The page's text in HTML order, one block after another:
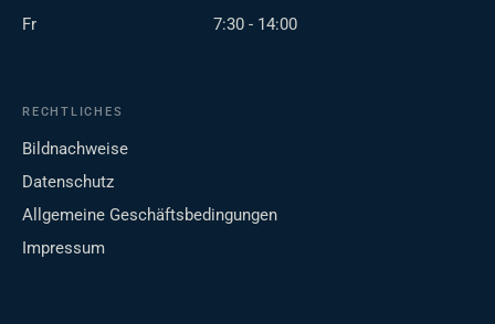
Fr
7:30 - 14:00
RECHTLICHES
Bildnachweise
Datenschutz
Allgemeine Geschäftsbedingungen
Impressum